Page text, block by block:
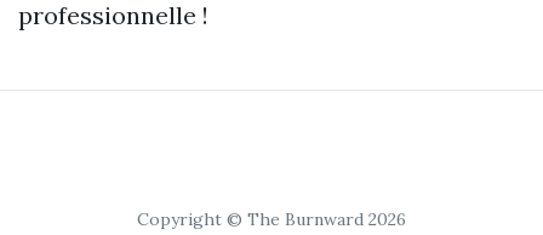
professionnelle !
Copyright © The Burnward 2026